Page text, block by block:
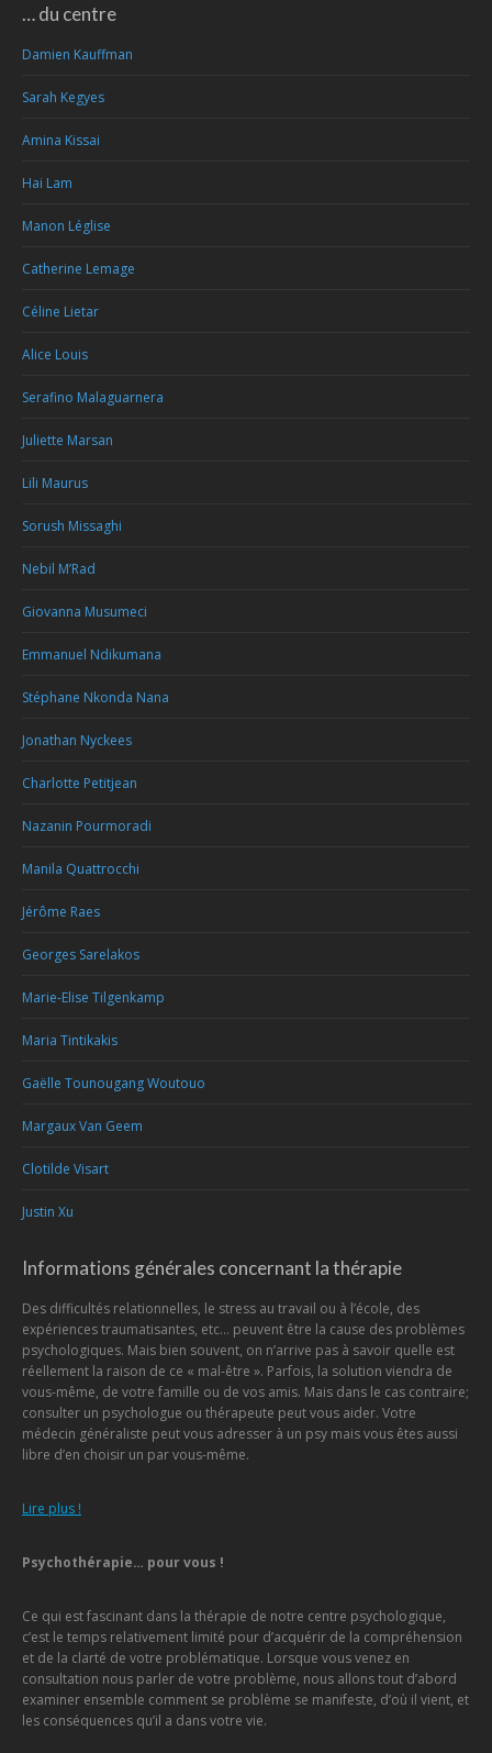
… du centre
Damien Kauffman
Sarah Kegyes
Amina Kissai
Hai Lam
Manon Léglise
Catherine Lemage
Céline Lietar
Alice Louis
Serafino Malaguarnera
Juliette Marsan
Lili Maurus
Sorush Missaghi
Nebil M’Rad
Giovanna Musumeci
Emmanuel Ndikumana
Stéphane Nkonda Nana
Jonathan Nyckees
Charlotte Petitjean
Nazanin Pourmoradi
Manila Quattrocchi
Jérôme Raes
Georges Sarelakos
Marie-Elise Tilgenkamp
Maria Tintikakis
Gaëlle Tounougang Woutouo
Margaux Van Geem
Clotilde Visart
Justin Xu
Informations générales concernant la thérapie
Des difficultés relationnelles, le stress au travail ou à l’école, des
expériences traumatisantes, etc… peuvent être la cause des problèmes
psychologiques. Mais bien souvent, on n’arrive pas à savoir quelle est
réellement la raison de ce « mal-être ». Parfois, la solution viendra de
vous-même, de votre famille ou de vos amis. Mais dans le cas contraire;
consulter un psychologue ou thérapeute peut vous aider. Votre
médecin généraliste peut vous adresser à un psy mais vous êtes aussi
libre d’en choisir un par vous-même.
Lire plus !
Psychothérapie… pour vous !
Ce qui est fascinant dans la thérapie de notre centre psychologique,
c’est le temps relativement limité pour d’acquérir de la compréhension
et de la clarté de votre problématique. Lorsque vous venez en
consultation nous parler de votre problème, nous allons tout d’abord
examiner ensemble comment se problème se manifeste, d’où il vient, et
les conséquences qu’il a dans votre vie.